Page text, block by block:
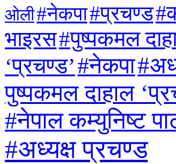
ओली#नेकपा#प्रचण्ड
भाइरस#पुष्पकमल
‘प्रचण्ड’#नेकपा
पुष्पकमल दाहाल
#नेपाल कम्युनिष्ट
#अध्यक्ष प्रचण्ड